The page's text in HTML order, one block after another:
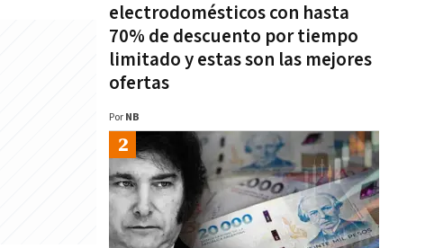
electrodomésticos con hasta
70% de descuento por tiempo
limitado y estas son las mejores
ofertas
Por NB